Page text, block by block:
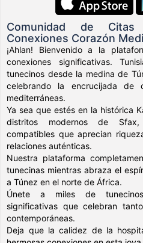
Comunidad de
Conexiones Corazón
¡Ahlan! Bienvenido a la
conexiones significativas.
tunecinos desde la medina de
celebrando la encrucijada de
mediterráneas.
Ya sea que estés en la histórica
distritos modernos de
compatibles que aprecian
relaciones auténticas.
Nuestra plataforma
tunecinas mientras abraza el
a Túnez en el norte de África.
Únete a miles de tunecinos
significativas que celebran
contemporáneas.
Deja que la calidez de la